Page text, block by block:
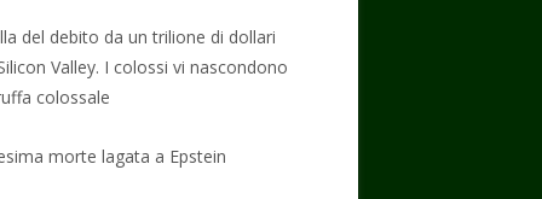
del debito da un trilione di dollari
Valley. I colossi vi nascondono
colossale
morte lagata a Epstein